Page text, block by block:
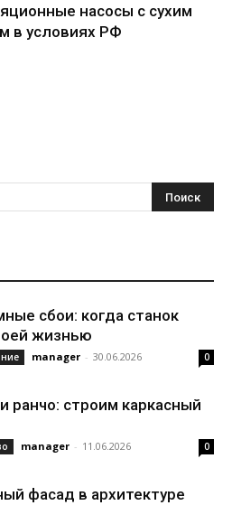
насосы с сухим
в условиях РФ
сбои: когда станок
жизнью
manager - 30.06.2026 0
ранчо: строим каркасный
manager - 11.06.2026 0
фасад в архитектуре